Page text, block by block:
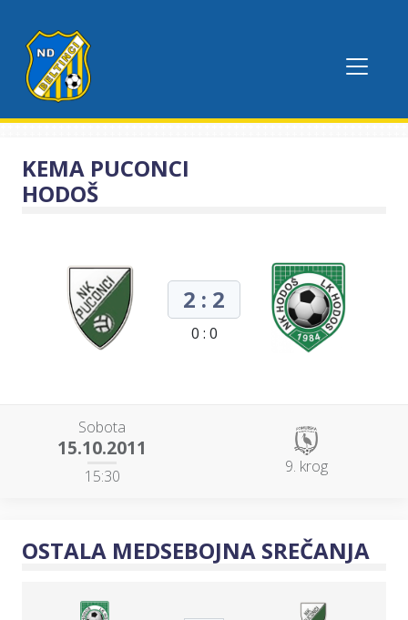
KEMA PUCONCI
HODOŠ
2 : 2
0 : 0
Sobota
15.10.2011
15:30 9. krog
OSTALA MEDSEBOJNA SREČANJA